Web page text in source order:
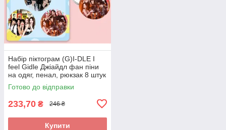
Набір піктограм (G)I-DLE I
feel Gidle Джіайдл фан піни
на одяг, пенал, рюкзак 8 штук
Готово до відправки
233,70 ₴ 246 ₴
Купити